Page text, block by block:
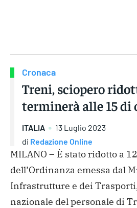
Cronaca
Treni, sciopero
terminerà alle 15 di
ITALIA
13 Luglio 2023
di Redazione Online
MILANO – È stato ridotto a
dell’Ordinanza emessa dal
Infrastrutture e dei
nazionale del personale di